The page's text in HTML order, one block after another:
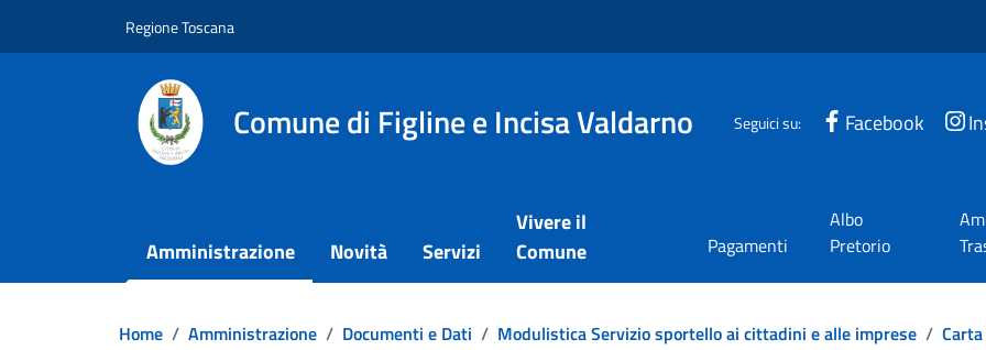
Regione Toscana
Comune di Figline e Incisa Valdarno Seguici su: Facebook
Amministrazione Novità Servizi
Vivere il
Comune
Pagamenti
Albo
Pretorio
Home / Amministrazione / Documenti e Dati / Modulistica Servizio sportello ai cittadini e alle imprese /